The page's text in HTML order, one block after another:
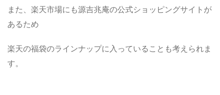
また、楽天市場にも源吉兆庵の公式ショッピングサイトが
あるため
楽天の福袋のラインナップに入っていることも考えられま
す。